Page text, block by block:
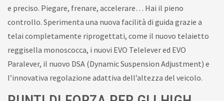
e preciso. Piegare, frenare, accelerare… Hai il pieno
controllo. Sperimenta una nuova facilità di guida grazie a
telai completamente riprogettati, come il nuovo telaietto
reggisella monoscocca, i nuovi EVO Telelever ed EVO
Paralever, il nuovo DSA (Dynamic Suspension Adjustment) e
l’innovativa regolazione adattiva dell’altezza del veicolo.